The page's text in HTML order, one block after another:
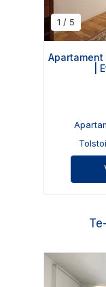
1 / 5
|